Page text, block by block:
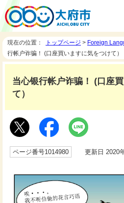
現在の位置： トップページ > Foreign
行帐户诈骗！ (口座買いますに気をつけて）
当心银行帐户诈骗！ (口座
て）
ページ番号1014980 更新日 2020